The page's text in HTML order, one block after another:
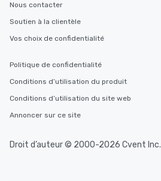
Nous contacter
Soutien à la clientèle
Vos choix de confidentialité
Politique de confidentialité
Conditions d’utilisation du produit
Conditions d’utilisation du site web
Annoncer sur ce site
Droit d’auteur © 2000-2026 Cvent Inc.